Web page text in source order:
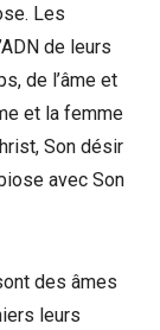
Les
de leurs
de l’âme et
et la femme
Son désir
avec Son
des âmes
leurs